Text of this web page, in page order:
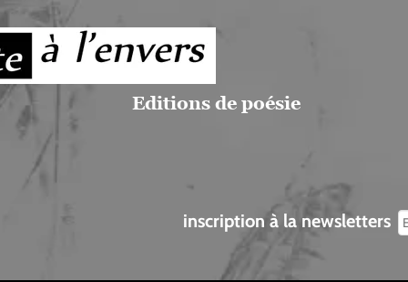
Editions de poésie
inscription à la newsletters